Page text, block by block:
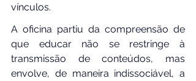
vínculos.
A oficina partiu da compreensão de
que educar não se restringe à
transmissão de conteúdos, mas
envolve, de maneira indissociável, a